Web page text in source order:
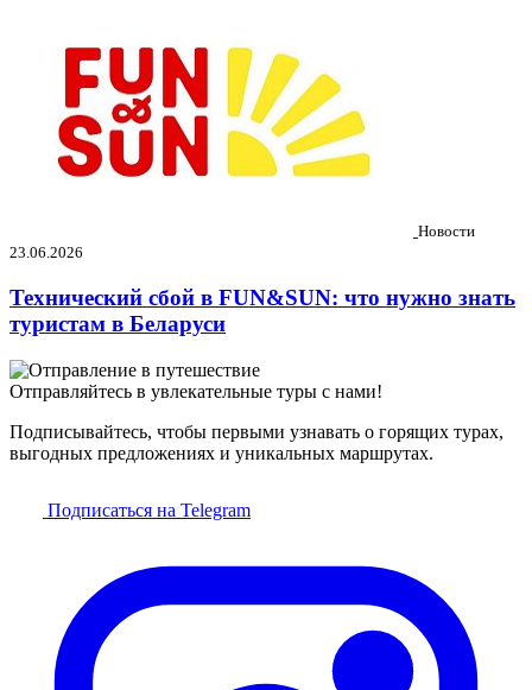
Новости
23.06.2026
Технический сбой в FUN&SUN: что нужно знать
туристам в Беларуси
Отправляйтесь в увлекательные туры с нами!
Подписывайтесь, чтобы первыми узнавать о горящих турах,
выгодных предложениях и уникальных маршрутах.
Подписаться на Telegram